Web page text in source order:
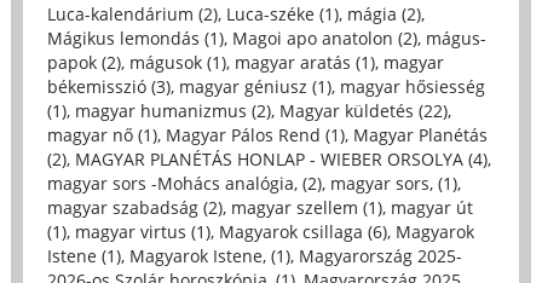
Luca-kalendárium (2), Luca-széke (1), mágia (2),
Mágikus lemondás (1), Magoi apo anatolon (2), mágus-
papok (2), mágusok (1), magyar aratás (1), magyar
békemisszió (3), magyar géniusz (1), magyar hősiesség
(1), magyar humanizmus (2), Magyar küldetés (22),
magyar nő (1), Magyar Pálos Rend (1), Magyar Planétás
(2), MAGYAR PLANÉTÁS HONLAP - WIEBER ORSOLYA (4),
magyar sors -Mohács analógia, (2), magyar sors, (1),
magyar szabadság (2), magyar szellem (1), magyar út
(1), magyar virtus (1), Magyarok csillaga (6), Magyarok
Istene (1), Magyarok Istene, (1), Magyarország 2025-